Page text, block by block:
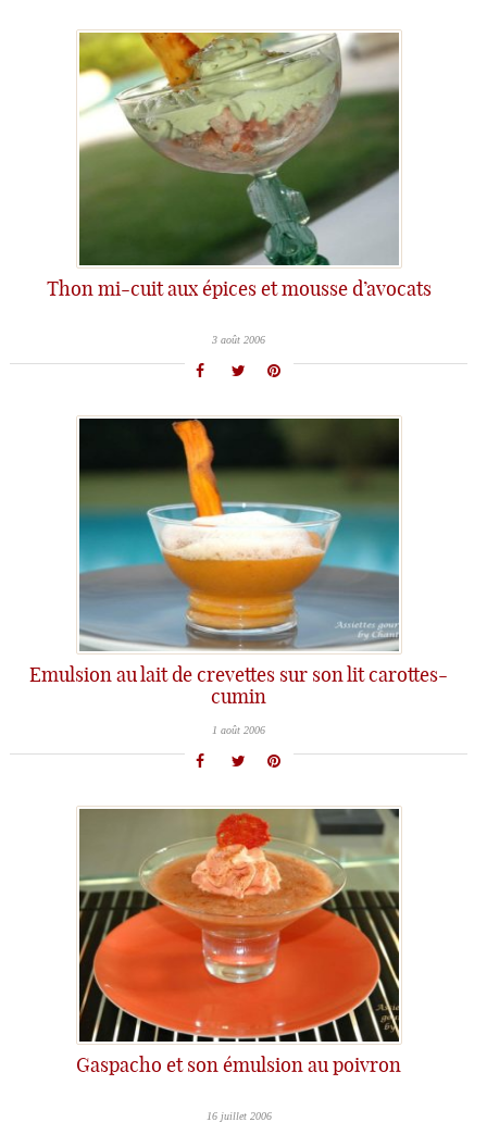
Thon mi-cuit aux épices et mousse d’avocats
3 août 2006
Emulsion au lait de crevettes sur son lit carottes-
cumin
1 août 2006
Gaspacho et son émulsion au poivron
16 juillet 2006